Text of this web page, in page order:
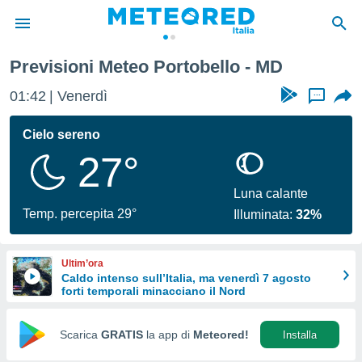
di
per
le
di
Web
Previsioni Meteo Portobello - MD
01:42 Venerdì ...
Cielo sereno
27°
Temp. percepita 29°
Luna calante
Illuminata:32%
Ultim’ora
Caldo intenso sull’Italia, ma venerdì 7 agosto
forti temporali minacciano il Nord
Scarica GRATIS la app di Meteored! Installa